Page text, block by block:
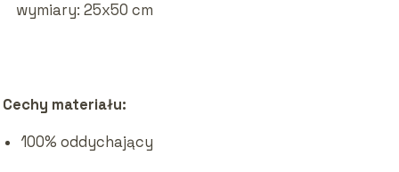
wymiary: 25x50 cm
Cechy materiału:
100% oddychający